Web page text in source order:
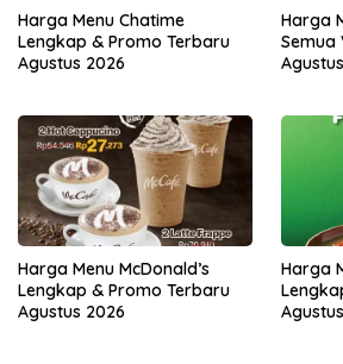
Harga Menu Chatime
Lengkap & Promo Terbaru
Agustus 2026
Harga
Semua
Harga Menu McDonald’s
Lengkap & Promo Terbaru
Agustus 2026
Harga